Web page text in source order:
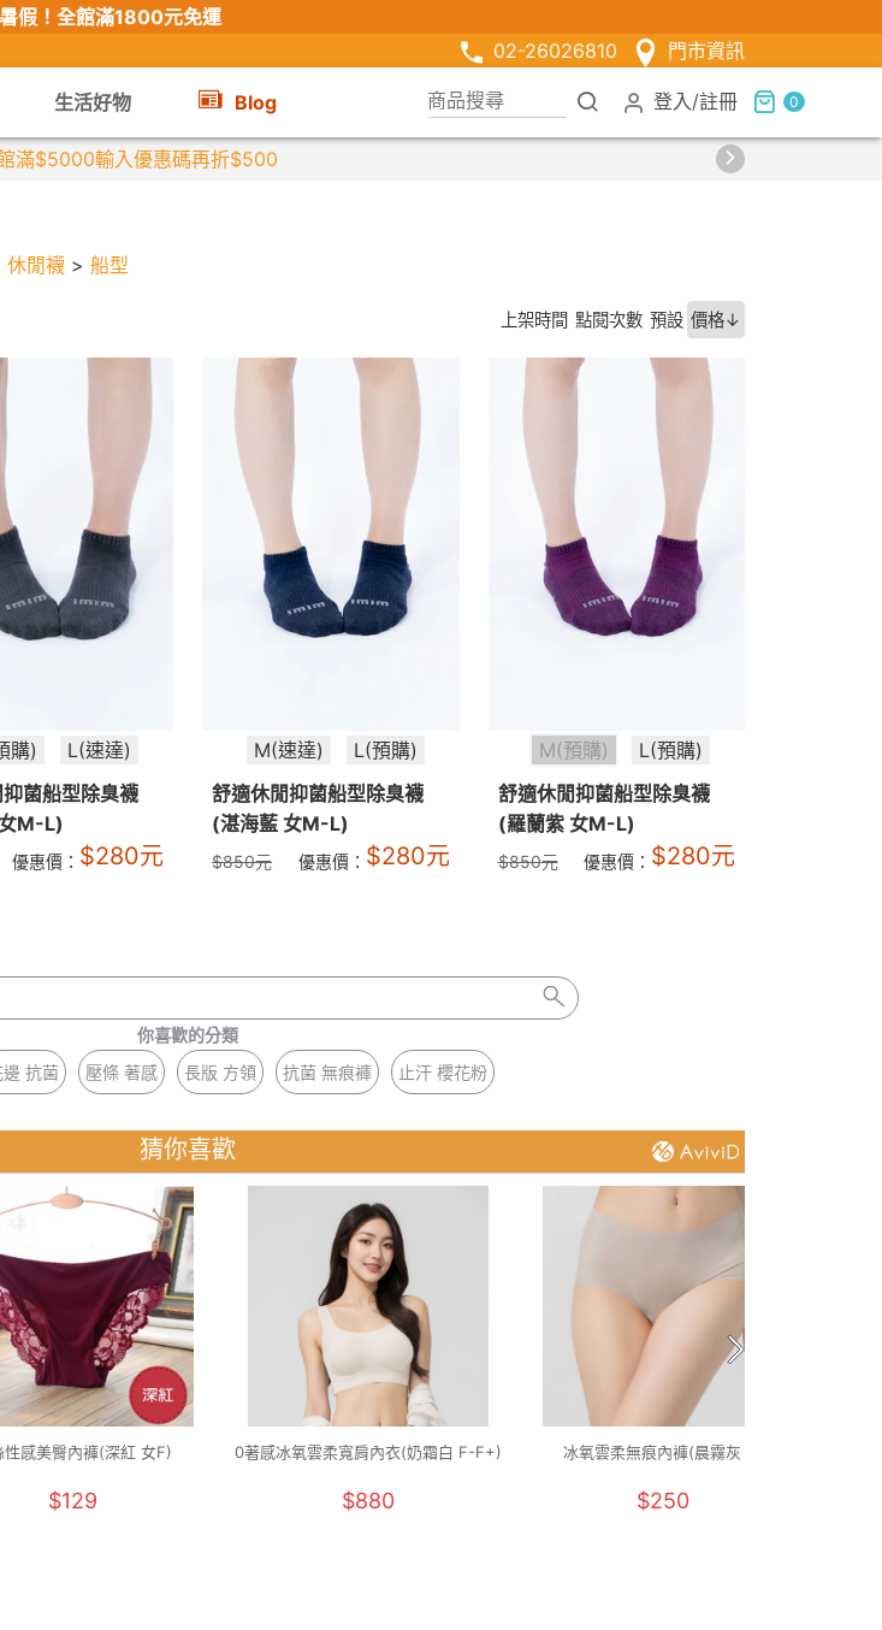
假！ 全館滿1800元免運
02-26026810
門市資訊
生活好物 Blog 登入 /註冊 0
館滿$5000輸入優惠碼再折$500
休閒襪 > 船型
上架時間 點閱次數 預設 價格↓
購)
L(速達)
菌船型除臭襪
M-L)
優惠價： $280元
M(速達)
L(預購)
舒適休閒抑菌船型除臭襪
(湛海藍 女M-L)
$850元 優惠價： $280元
M(預購)
L(預購)
舒適休閒抑菌船型除臭襪
(羅蘭紫 女M-L)
$850元 優惠價： $280元
你喜歡的分類
邊 抗菌 壓條 著感 長版 方領 抗菌 無痕褲 止汗 櫻花粉
猜你喜歡
性感美臀內褲(深紅 女F)
$129
0著感冰氧雲柔寬肩內衣(奶霜白 F-F+)
$880
冰氧雲柔無痕內褲(晨霧灰 F)
$250